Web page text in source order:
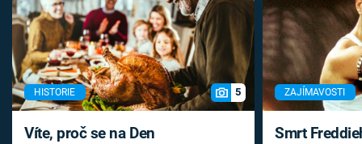
HISTORIE 5
Víte, proč se na Den
ZAJÍMAVOSTI
Smrt